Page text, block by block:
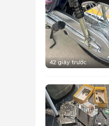
42 giây trước